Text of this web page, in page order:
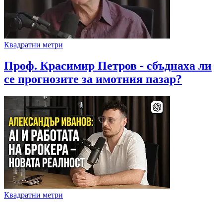
Квадратни метри
Проф. Красимир Петров - сбъднаха ли
се прогнозите за имотния пазар?
Квадратни метри